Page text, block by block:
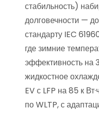
стабильность)
долговечности —
стандарту IEC
где зимние
эффективность на
жидкостное
EV с LFP на 85 к
по WLTP, с